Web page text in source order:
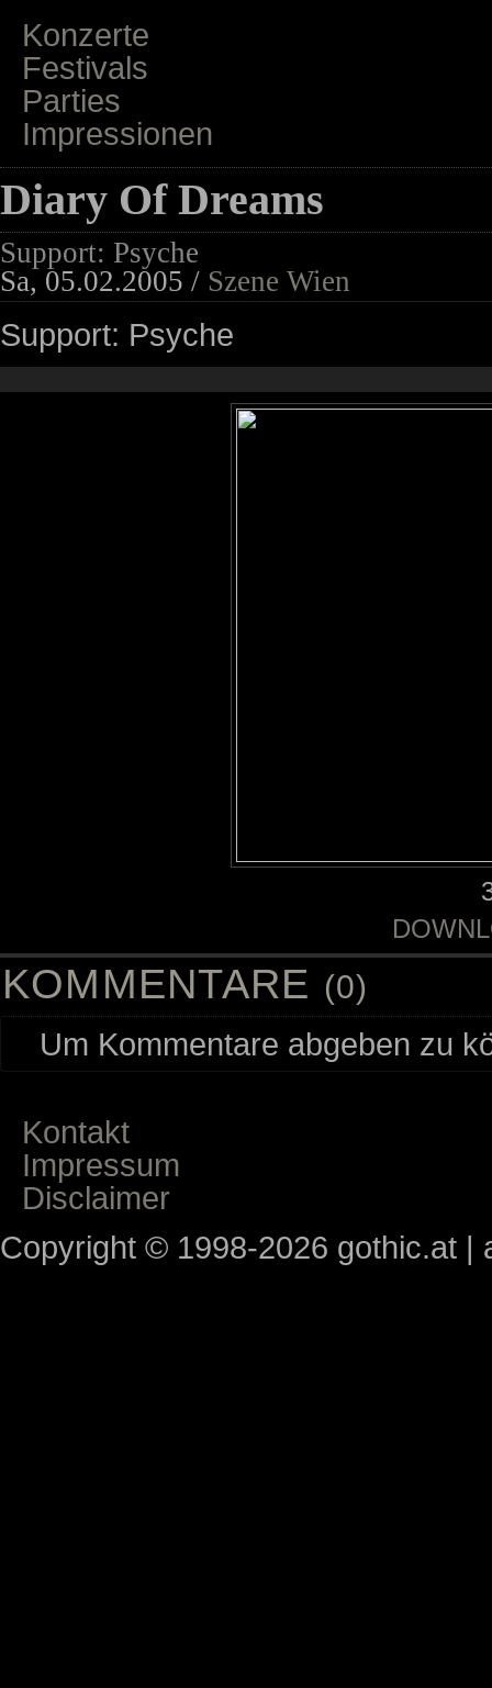
Konzerte
Festivals
Parties
Impressionen
Diary Of Dreams
Support: Psyche
Sa, 05.02.2005 / Szene Wien
Support: Psyche
KOMMENTARE (0)
Um Kommentare abgeben zu
Kontakt
Impressum
Disclaimer
Copyright © 1998-2026 gothic.at |